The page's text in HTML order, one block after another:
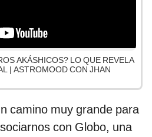
AKÁSHICOS? LO QUE REVELA
| ASTROMOOD CON JHAN
camino muy grande para
con Globo, una